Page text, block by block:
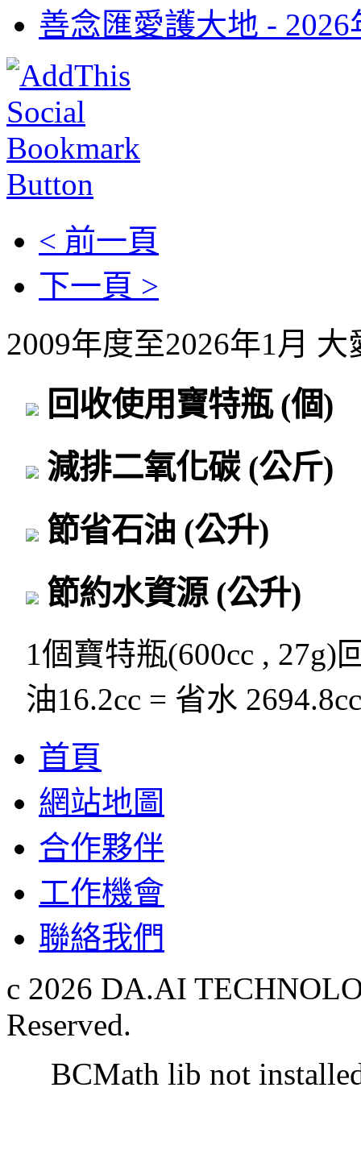
善念匯愛護大地 - 2026
< 前一頁
下一頁 >
2009年度至2026年1月
回收使用寶特瓶 (個)
減排二氧化碳 (公斤)
節省石油 (公升)
節約水資源 (公升)
1個寶特瓶(600cc , 27g)
油16.2cc = 省水
首頁
網站地圖
合作夥伴
工作機會
聯絡我們
c 2026 DA.AI
Reserved.
BCMath lib not